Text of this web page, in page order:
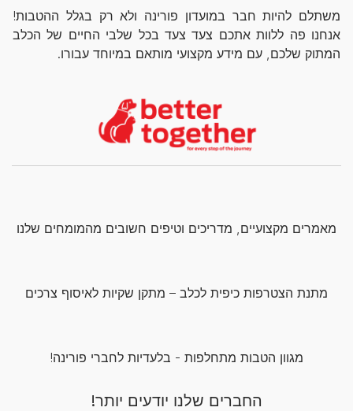
משתלם להיות חבר במועדון פורינה ולא רק בגלל ההטבות!
אנחנו פה ללוות אתכם צעד צעד בכל שלבי החיים של הכלב
המתוק שלכם, עם מידע מקצועי מותאם במיוחד עבורו.
מאמרים מקצועיים, מדריכים וטיפים חשובים מהמומחים שלנו
מתנת הצטרפות כיפית לכלב – מתקן שקיות לאיסוף צרכים
מגוון הטבות מתחלפות - בלעדיות לחברי פורינה!
החברים שלנו יודעים יותר!